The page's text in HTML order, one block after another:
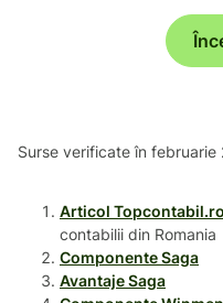
Surse verificate în februarie
Articol Topcontabil.ro
contabilii din Romania
Componente Saga
Avantaje Saga